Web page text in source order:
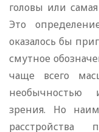
головы или
Это
оказалось бы
смутное
чаще всего
необычностью
зрения. Но